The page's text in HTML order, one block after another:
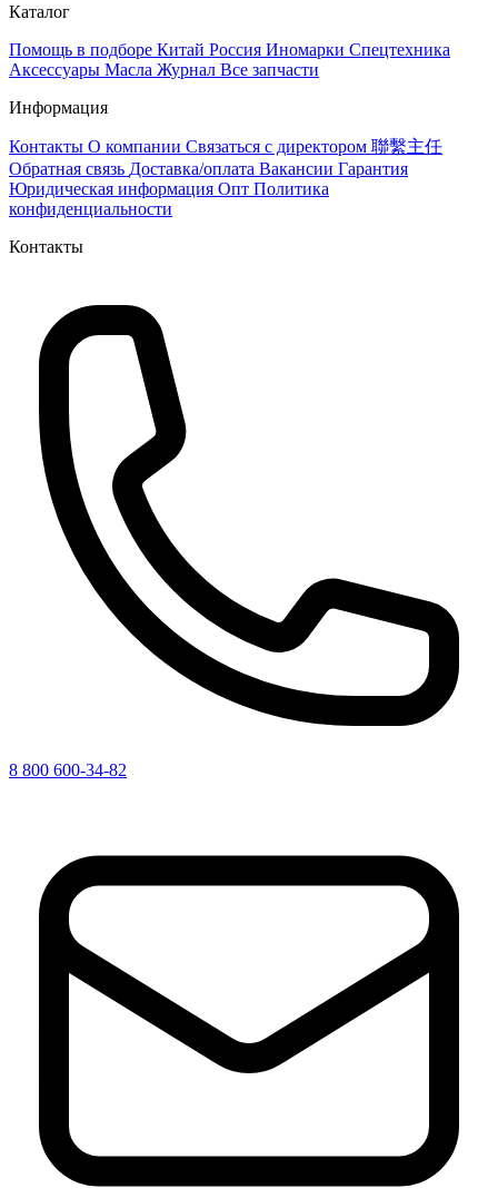
Каталог
Помощь в подборе Китай Россия Иномарки Спецтехника
Аксессуары Масла Журнал Все запчасти
Информация
Контакты О компании Связаться с директором 聯繫主任
Обратная связь Доставка/оплата Вакансии Гарантия
Юридическая информация Опт Политика
конфиденциальности
Контакты
8 800 600-34-82